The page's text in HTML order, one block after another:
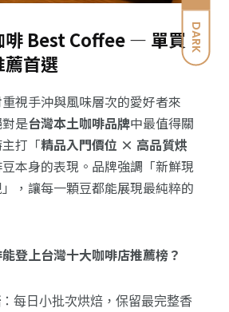
DARK
啡 Best Coffee — 單買
首選
視手沖與風味層次的愛好者來
是台灣本土咖啡品牌中最值得關
打「精品入門價位 × 高品質烘
本身的表現。品牌強調「新鮮現
，讓每一顆豆都能展現最純粹的
登上台灣十大咖啡店推薦榜？
：每日小批次烘焙，保留最完整香